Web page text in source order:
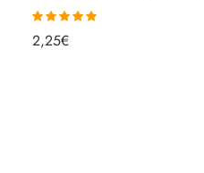
Valorado con
4.88de 5
2,25€